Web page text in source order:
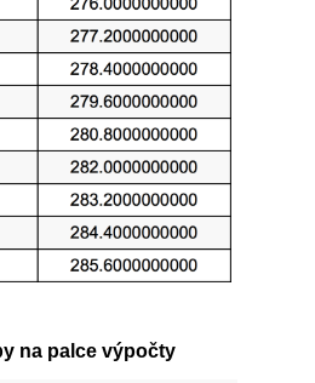
na palce výpočty